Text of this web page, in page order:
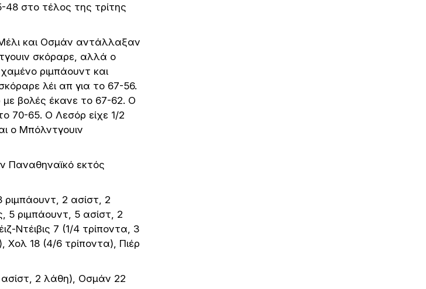
στο τέλος της τρίτης
και Οσμάν αντάλλαξαν
σκόραρε, αλλά ο
ριμπάουντ και
λέι απ για το 67-56.
βολές έκανε το 67-62. Ο
70-65. Ο Λεσόρ είχε 1/2
ο Μπόλντγουιν
Παναθηναϊκό εκτός
2 ασίστ, 2
5 ριμπάουντ, 5 ασίστ, 2
Ντέιβις 7 (1/4 τρίποντα, 3
Χολ 18 (4/6 τρίποντα), Πιέρ
2 λάθη), Οσμάν 22